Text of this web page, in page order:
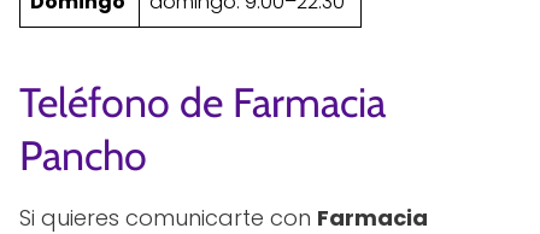
Teléfono de Farmacia
Pancho
Si quieres comunicarte con Farmacia